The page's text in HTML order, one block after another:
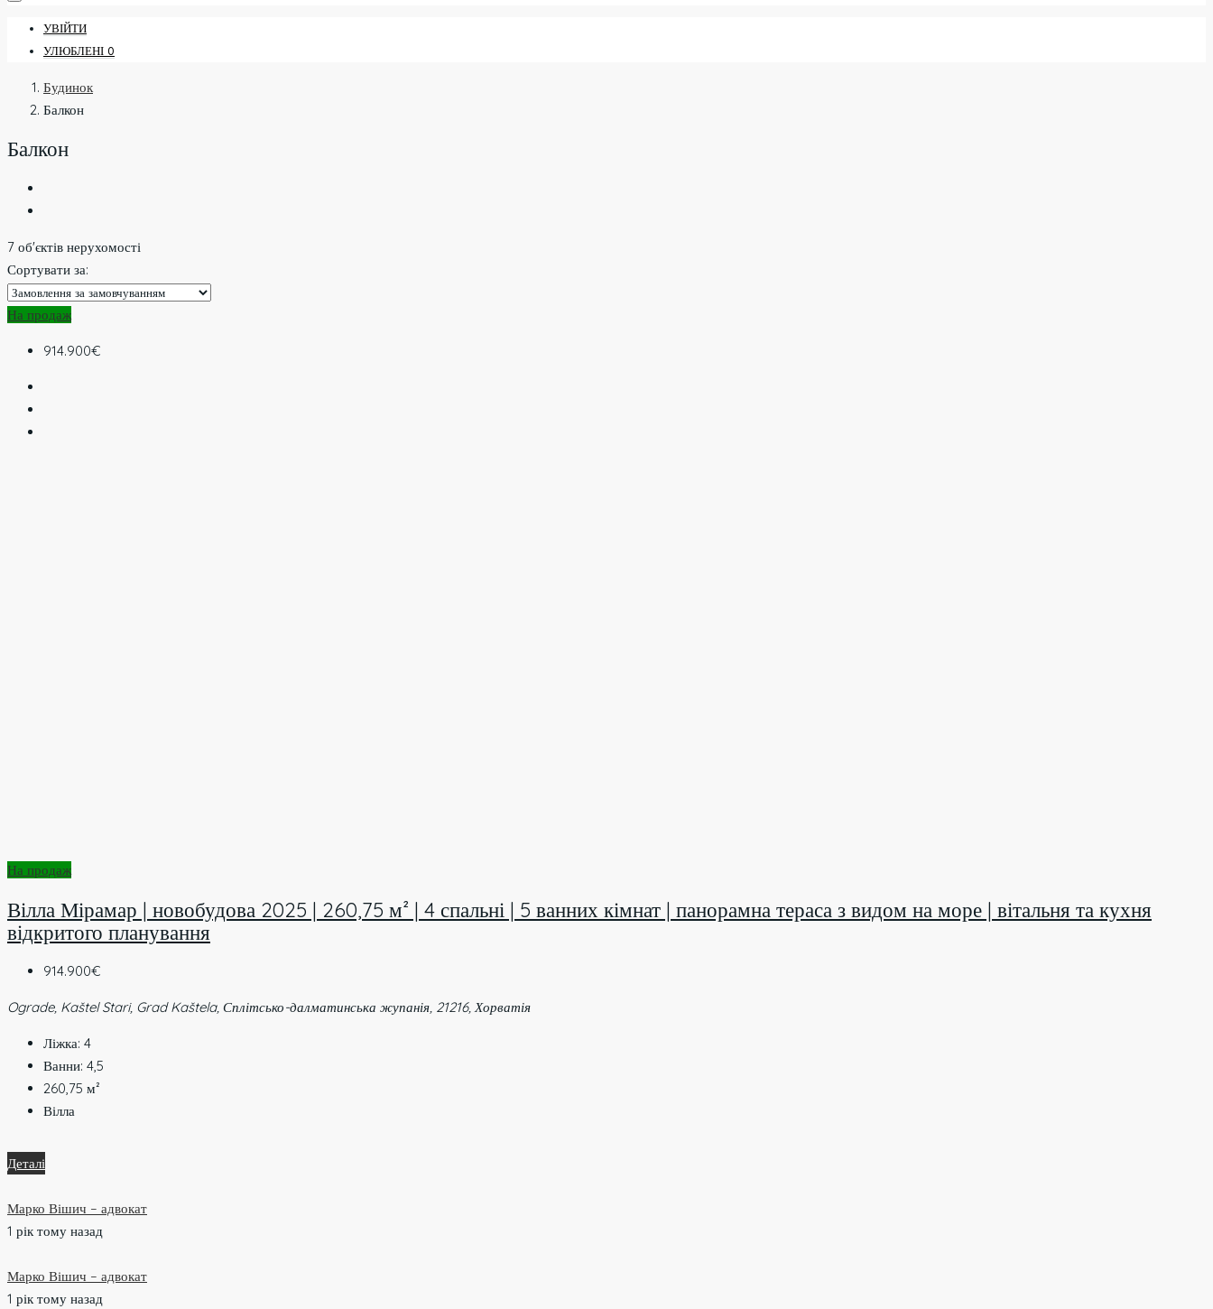
УВІЙТИ
УЛЮБЛЕНІ 0
Будинок
Балкон
Балкон
7 об'єктів нерухомості
Сортувати за:
На продаж
914.900€
На продаж
Вілла Мірамар | новобудова 2025 | 260,75 м² | 4 спальні | 5 ванних кімнат | панорамна тераса з видом на море | вітальня та кухня
відкритого планування
914.900€
Ograde, Kaštel Stari, Grad Kaštela, Сплітсько-далматинська жупанія, 21216, Хорватія
Ліжка: 4
Ванни: 4,5
260,75 м²
Вілла
Деталі
Марко Вішич – адвокат
1 рік тому назад
Марко Вішич – адвокат
1 рік тому назад